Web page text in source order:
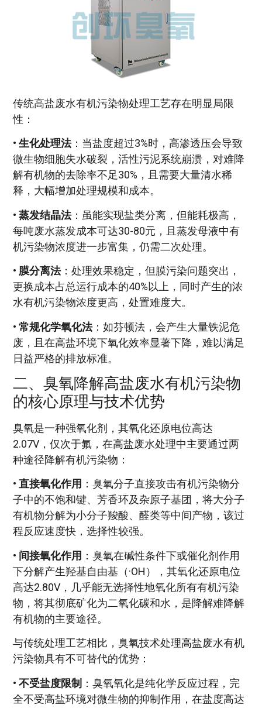
传统高盐废水有机污染物处理工艺存在明显局限
性：
• 生化处理法：当盐度超过3%时，高渗透压会导致
微生物细胞失水破裂，活性污泥系统崩溃，对难降
解有机物的去除率不足30%，且需要大量清水稀
释，大幅增加处理规模和成本。
• 蒸发结晶法：虽能实现盐类分离，但能耗极高，
每吨废水蒸发成本可达30-80元，且蒸发母液中有
机污染物浓度进一步富集，仍需二次处理。
• 膜分离法：处理效果稳定，但膜污染问题突出，
更换成本占总运行成本的40%以上，同时产生的浓
水有机污染物浓度更高，处置难度大。
• 常规化学氧化法：如芬顿法，会产生大量铁泥危
废，且在高盐环境下氧化效率显著下降，难以满足
日益严格的排放标准。
二、臭氧降解高盐废水有机污染物
的核心原理与技术优势
臭氧是一种强氧化剂，其氧化还原电位高达
2.07V，仅次于氟，在高盐废水处理中主要通过两
种途径降解有机污染物：
• 直接氧化作用 ：臭氧分子直接攻击有机污染物分
子中的不饱和键、芳香环及杂原子基团，将大分子
有机物分解为小分子羧酸、醛类等中间产物，该过
程反应速度快，选择性较强。
• 间接氧化作用 ：臭氧在碱性条件下或催化剂作用
下分解产生羟基自由基（·OH），其氧化还原电位
高达2.80V，几乎能无选择性地氧化所有有机污染
物，将其彻底矿化为二氧化碳和水，是降解难降解
有机物的主要途径。
与传统处理工艺相比，臭氧技术处理高盐废水有机
污染物具有不可替代的优势：
• 不受盐度限制 ：臭氧氧化是纯化学反应过程，完
全不受高盐环境对微生物的抑制作用，在盐度高达